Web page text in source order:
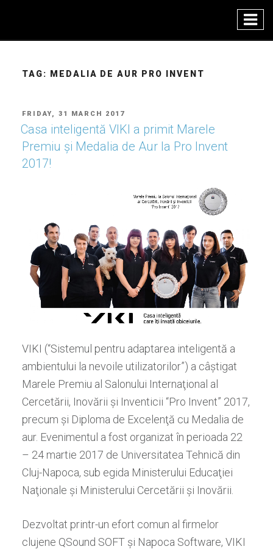
content
TAG: MEDALIA DE AUR PRO INVENT
POSTED
ON
FRIDAY, 31 MARCH 2017
Casa inteligentă VIKI a primit Marele
Premiu şi Medalia de Aur la Pro Invent
2017!
VIKI (“Sistemul pentru adaptarea inteligentă a
ambientului la nevoile utilizatorilor”) a câştigat
Marele Premiu al Salonului Internaţional al
Cercetării, Inovării şi Inventicii “Pro Invent” 2017,
precum şi Diploma de Excelenţă cu Medalia de
aur. Evenimentul a fost organizat în perioada 22
– 24 martie 2017 de Universitatea Tehnică din
Cluj-Napoca, sub egida Ministerului Educaţiei
Naţionale şi Ministerului Cercetării şi Inovării.
Dezvoltat printr-un efort comun al firmelor
clujene QSound SOFT şi Napoca Software, VIKI